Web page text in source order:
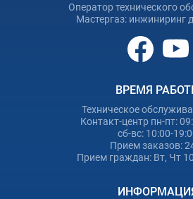
Оператор технического
Мастергаз: инжиниринг
ВРЕМЯ
Техническое
Контакт-центр пн-пт:
сб-вс: 10:00-
Прием заказов:
Прием граждан: Вт, Чт